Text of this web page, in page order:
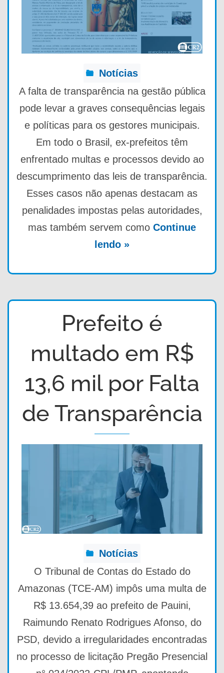
Notícias
A falta de transparência na gestão pública
pode levar a graves consequências legais
e políticas para os gestores municipais.
Em todo o Brasil, ex-prefeitos têm
enfrentado multas e processos devido ao
descumprimento das leis de transparência.
Esses casos não apenas destacam as
penalidades impostas pelas autoridades,
mas também servem como Continue
lendo »
Prefeito é
multado em R$
13,6 mil por Falta
de Transparência
Notícias
O Tribunal de Contas do Estado do
Amazonas (TCE-AM) impôs uma multa de
R$ 13.654,39 ao prefeito de Pauini,
Raimundo Renato Rodrigues Afonso, do
PSD, devido a irregularidades encontradas
no processo de licitação Pregão Presencial